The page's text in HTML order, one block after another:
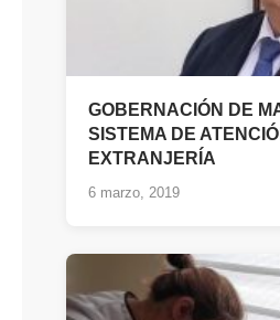
GOBERNACIÓN DE
SISTEMA DE
EXTRANJERÍA
6 marzo, 2019